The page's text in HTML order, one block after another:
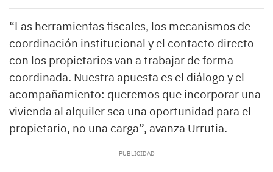
“Las herramientas fiscales, los mecanismos de
coordinación institucional y el contacto directo
con los propietarios van a trabajar de forma
coordinada. Nuestra apuesta es el diálogo y el
acompañamiento: queremos que incorporar una
vivienda al alquiler sea una oportunidad para el
propietario, no una carga”, avanza Urrutia.